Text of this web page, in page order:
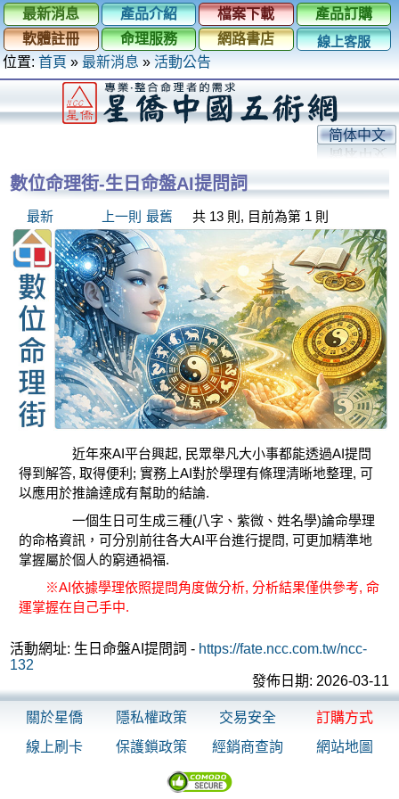
最新消息 產品介紹 檔案下載
產品訂購
軟體註冊
命理服務 網路書店
線上客服
位置: 首頁 » 最新消息 » 活動公告
简体中文
數位命理街-生日命盤AI提問詞
最新 上一則 最舊 共 13 則, 目前為第 1 則
近年來AI平台興起, 民眾舉凡大小事都能透過AI提問
得到解答, 取得便利; 實務上AI對於學理有條理清晰地整理, 可
以應用於推論達成有幫助的結論.
一個生日可生成三種(八字、紫微、姓名學)論命學理
的命格資訊，可分別前往各大AI平台進行提問, 可更加精準地
掌握屬於個人的窮通禍福.
※AI依據學理依照提問角度做分析, 分析結果僅供參考, 命
運掌握在自己手中.
活動網址: 生日命盤AI提問詞 - https://fate.ncc.com.tw/ncc-
132
發佈日期: 2026-03-11
關於星僑 隱私權政策 交易安全
訂購方式
線上刷卡
保護鎖政策 經銷商查詢 網站地圖